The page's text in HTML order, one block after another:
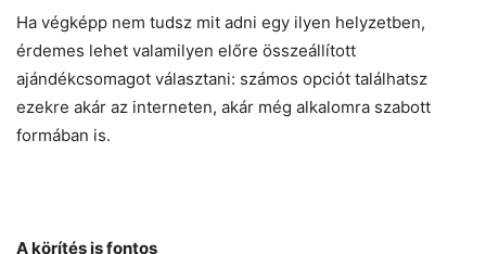
Ha végképp nem tudsz mit adni egy ilyen helyzetben,
érdemes lehet valamilyen előre összeállított
ajándékcsomagot választani: számos opciót találhatsz
ezekre akár az interneten, akár még alkalomra szabott
formában is.
A körítés is fontos